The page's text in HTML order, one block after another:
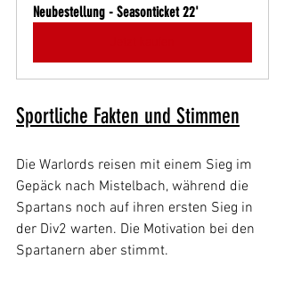
Neubestellung - Seasonticket 22'
Sportliche Fakten und Stimmen
Die Warlords reisen mit einem Sieg im
Gepäck nach Mistelbach, während die
Spartans noch auf ihren ersten Sieg in
der Div2 warten. Die Motivation bei den
Spartanern aber stimmt.